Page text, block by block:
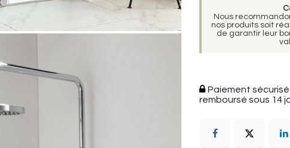
Nous
nos produits soit
de garantir leur
Paiement sécurisé
remboursé sous 14